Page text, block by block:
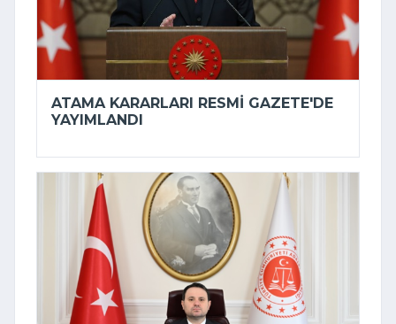
ATAMA KARARLARI RESMI GAZETE'DE
YAYIMLANDI